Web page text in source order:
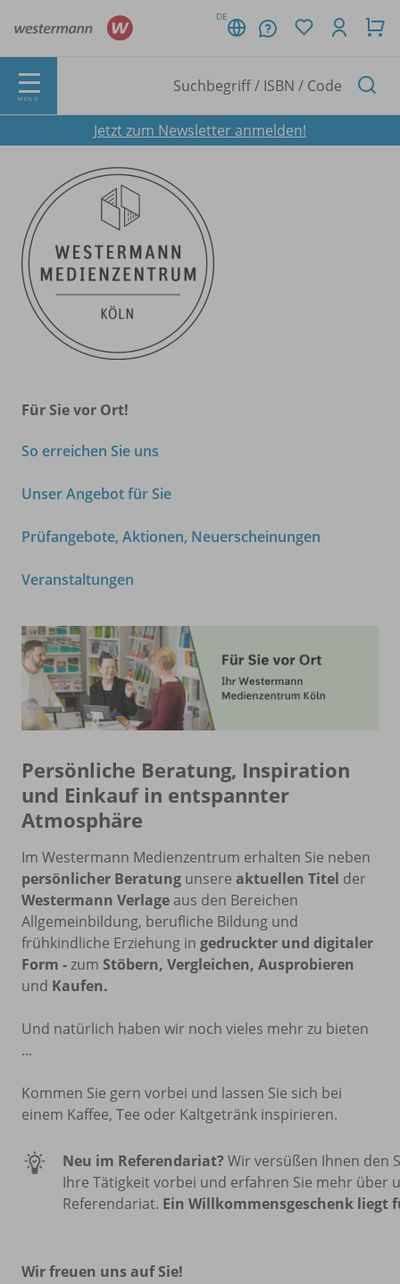
DE
MENÜ
Jetzt zum Newsletter anmelden!
Für Sie vor Ort!
So erreichen Sie uns
Unser Angebot für Sie
Prüfangebote, Aktionen, Neuerscheinungen
Veranstaltungen
Persönliche Beratung, Inspiration
und Einkauf in entspannter
Atmosphäre
Im Westermann Medienzentrum erhalten Sie neben
persönlicher Beratung unsere aktuellen Titel der
Westermann Verlage aus den Bereichen
Allgemeinbildung, berufliche Bildung und
frühkindliche Erziehung in gedruckter und digitaler
Form -zum Stöbern, Vergleichen, Ausprobieren
und Kaufen.
Und natürlich haben wir noch vieles mehr zu bieten
...
Kommen Sie gern vorbei und lassen Sie sich bei
einem Kaffee, Tee oder Kaltgetränk inspirieren.
Neu im Referendariat? Wir versüßen Ihnen den
Ihre Tätigkeit vorbei und erfahren Sie mehr über
Referendariat. Ein Willkommensgeschenk liegt
Wir freuen uns auf Sie!